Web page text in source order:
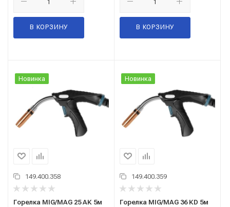
В КОРЗИНУ В КОРЗИНУ
Новинка
149.400.358
Горелка MIG/MAG 25 АК 5м
Новинка
149.400.359
Горелка MIG/MAG 36 КD 5м